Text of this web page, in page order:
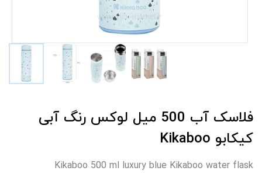
فلاسک آب 500 میل لوکس رنگ آبی
کیکابو Kikaboo
Kikaboo 500 ml luxury blue Kikaboo water flask